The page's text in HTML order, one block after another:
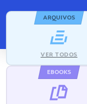
ARQUIVOS
VER TODOS
EBOOKS